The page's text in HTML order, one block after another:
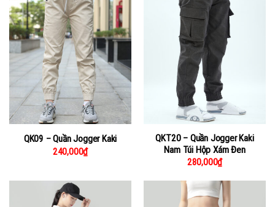
QK09 – Quần Jogger Kaki
240,000₫
QKT20 – Quần Jogger Kaki
Nam Túi Hộp Xám Đen
280,000₫